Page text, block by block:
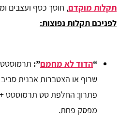
תקלות מוקדם, חוסך כסף ועצבים
לפניכם תקלות נפוצות:
“הדוד לא מחמם”
: תרמוסטט
שרוף או הצטברות אבנית
פתרון: החלפת סט תרמוסטט +
מפסק פחת.